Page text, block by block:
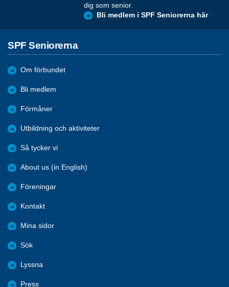
dig som senior.
Bli medlem i SPF Seniorerna här
SPF Seniorerna
Om förbundet
Bli medlem
Förmåner
Utbildning och aktiviteter
Så tycker vi
About us (in English)
Föreningar
Kontakt
Mina sidor
Sök
Lyssna
Press